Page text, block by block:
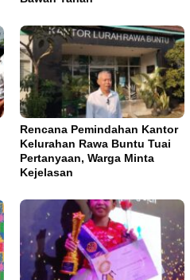
Rencana Pemindahan Kantor
Kelurahan Rawa Buntu Tuai
Pertanyaan, Warga Minta
Kejelasan